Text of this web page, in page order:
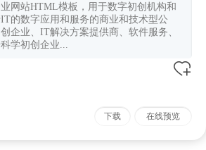
网站HTML模板，用于数字初创机构和
的数字应用和服务的商业和技术型公
企业、IT解决方案提供商、软件服务、
学初创企业...
下载 在线预览